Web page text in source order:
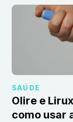
SAÚDE
Olire e
como usar